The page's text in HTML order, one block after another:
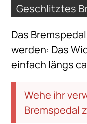
Geschlitztes
Das
werden: Das
einfach längs
Wehe ihr
Bremspedal